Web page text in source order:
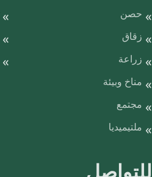
حصن
زقاق
زراعة
مناخ وبيئة
مجتمع
ملتيميديا
للتواصل